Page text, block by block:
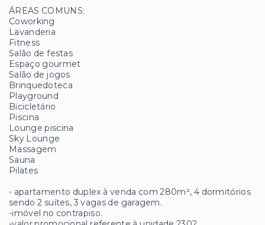
ÁREAS COMUNS:
Coworking
Lavanderia
Fitness
Salão de festas
Espaço gourmet
Salão de jogos
Brinquedoteca
Playground
Bicicletário
Piscina
Lounge piscina
Sky Lounge
Massagem
Sauna
Pilates
- apartamento duplex à venda com 280m², 4 dormitórios
sendo 2 suítes, 3 vagas de garagem.
-imóvel no contrapiso.